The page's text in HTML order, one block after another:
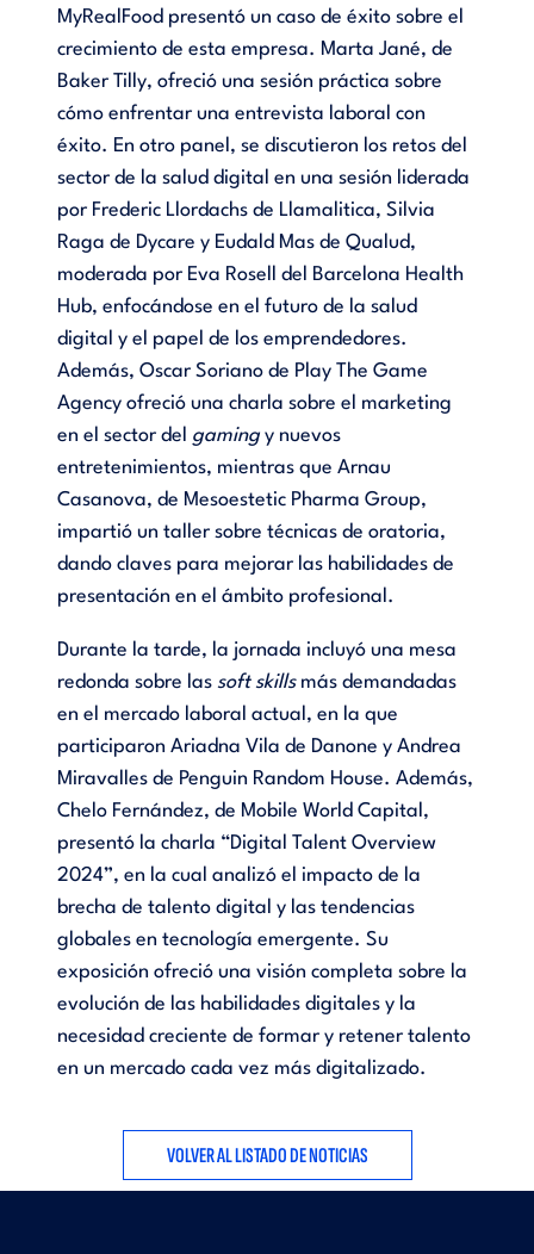
MyRealFood presentó un caso de éxito sobre el
crecimiento de esta empresa. Marta Jané, de
Baker Tilly, ofreció una sesión práctica sobre
cómo enfrentar una entrevista laboral con
éxito. En otro panel, se discutieron los retos del
sector de la salud digital en una sesión liderada
por Frederic Llordachs de Llamalitica, Silvia
Raga de Dycare y Eudald Mas de Qualud,
moderada por Eva Rosell del Barcelona Health
Hub, enfocándose en el futuro de la salud
digital y el papel de los emprendedores.
Además, Oscar Soriano de Play The Game
Agency ofreció una charla sobre el marketing
en el sector del gamingy nuevos
entretenimientos, mientras que Arnau
Casanova, de Mesoestetic Pharma Group,
impartió un taller sobre técnicas de oratoria,
dando claves para mejorar las habilidades de
presentación en el ámbito profesional.
Durante la tarde, la jornada incluyó una mesa
redonda sobre las soft skillsmás demandadas
en el mercado laboral actual, en la que
participaron Ariadna Vila de Danone y Andrea
Miravalles de Penguin Random House. Además,
Chelo Fernández, de Mobile World Capital,
presentó la charla “Digital Talent Overview
2024”, en la cual analizó el impacto de la
brecha de talento digital y las tendencias
globales en tecnología emergente. Su
exposición ofreció una visión completa sobre la
evolución de las habilidades digitales y la
necesidad creciente de formar y retener talento
en un mercado cada vez más digitalizado.
VOLVER AL LISTADO DE NOTICIAS